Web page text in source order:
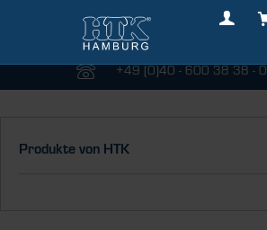
+49 (0)40 - 600 38 38 - 0
Produkte von HTK